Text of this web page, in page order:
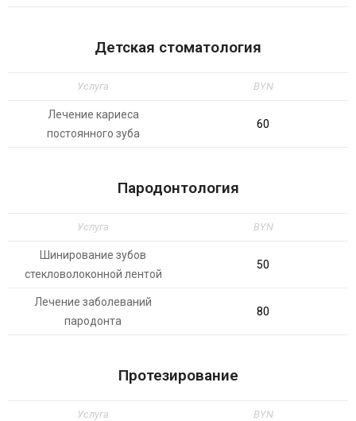
Детская стоматология
Услуга BYN
Лечение кариеса
постоянного зуба
60
Пародонтология
Услуга BYN
Шинирование зубов
стекловолоконной лентой
50
Лечение заболеваний
пародонта
80
Протезирование
Услуга BYN